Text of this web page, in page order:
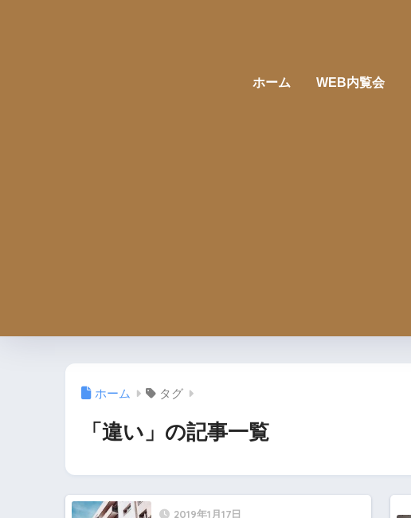
ホーム WEB内覧会
ホーム タグ
「違い」の記事一覧
2019年1月17日